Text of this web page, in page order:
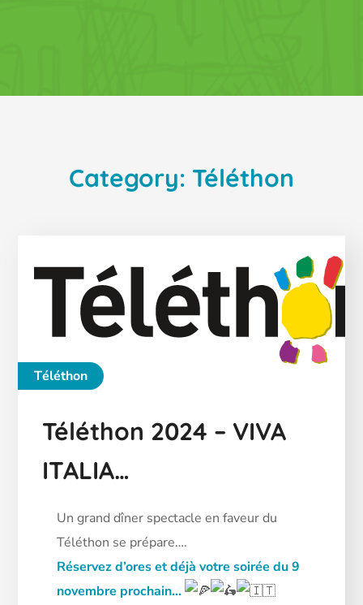
Category: Téléthon
Téléthon
Téléthon 2024 – VIVA
ITALIA…
Un grand dîner spectacle en faveur du
Téléthon se prépare….
Réservez d’ores et déjà votre soirée du 9
novembre prochain…